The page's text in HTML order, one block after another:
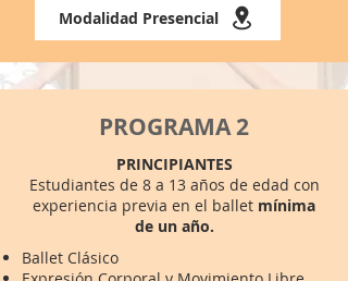
Modalidad Presencial
PROGRAMA 2
PRINCIPIANTES
Estudiantes de 8 a 13 años de edad con
experiencia previa en el ballet mínima
de un año.
Ballet Clásico